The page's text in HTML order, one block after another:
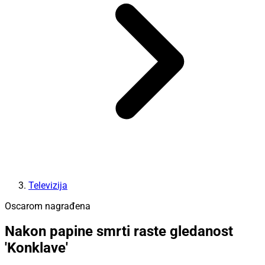
Televizija
Oscarom nagrađena
Nakon papine smrti raste gledanost
'Konklave'